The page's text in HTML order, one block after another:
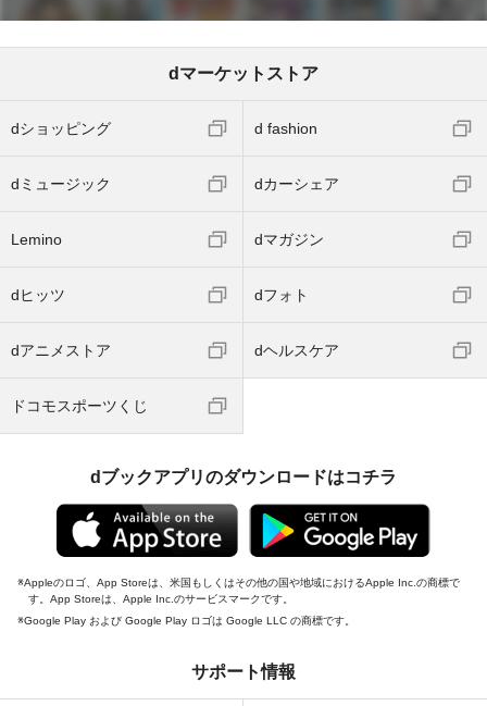
dマーケットストア
dショッピング d fashion
dミュージック dカーシェア
Lemino dマガジン
dヒッツ dフォト
dアニメストア dヘルスケア
ドコモスポーツくじ
dブックアプリのダウンロードはコチラ
Appleのロゴ、App Storeは、米国もしくはその他の国や地域におけるApple Inc.の商標で
す。App Storeは、Apple Inc.のサービスマークです。
Google Play および Google Play ロゴは Google LLC の商標です。
サポート情報